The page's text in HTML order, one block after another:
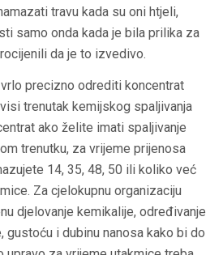
travu kada su oni htjeli,
samo onda kada je bila prilika za
da je to izvedivo.
precizno odrediti koncentrat
trenutak kemijskog spaljivanja
ako želite imati spaljivanje
trenutku, za vrijeme prijenosa
14, 35, 48, 50 ili koliko već
Za cjelokupnu organizaciju
djelovanje kemikalije, određivanje
gustoću i dubinu nanosa kako bi do